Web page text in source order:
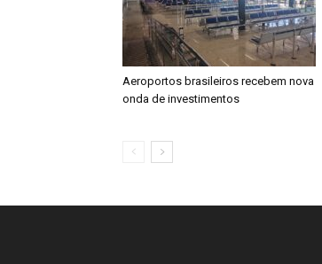
Aeroportos brasileiros recebem nova
onda de investimentos